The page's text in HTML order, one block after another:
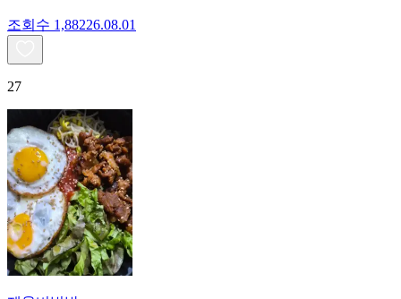
조회수 1,88226.08.01
27